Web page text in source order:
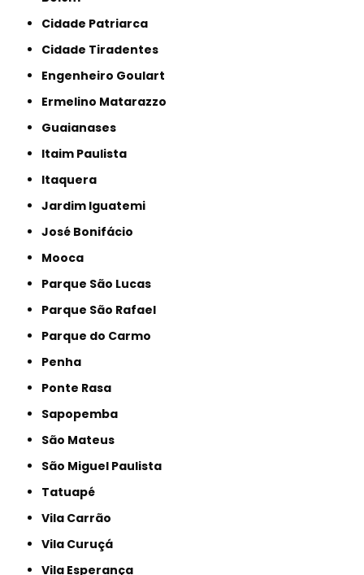
Cidade Patriarca
Cidade Tiradentes
Engenheiro Goulart
Ermelino Matarazzo
Guaianases
Itaim Paulista
Itaquera
Jardim Iguatemi
José Bonifácio
Mooca
Parque São Lucas
Parque São Rafael
Parque do Carmo
Penha
Ponte Rasa
Sapopemba
São Mateus
São Miguel Paulista
Tatuapé
Vila Carrão
Vila Curuçá
Vila Esperança